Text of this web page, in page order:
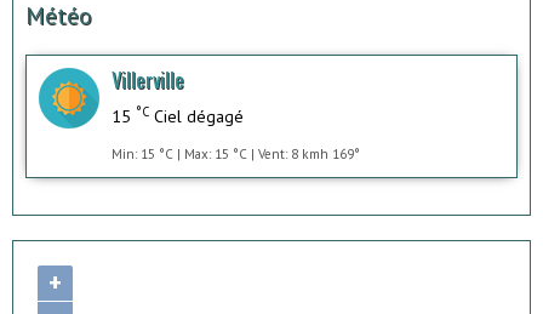
Météo
Villerville
15 °C Ciel dégagé
Min: 15 °C | Max: 15 °C | Vent: 8 kmh 169°
+